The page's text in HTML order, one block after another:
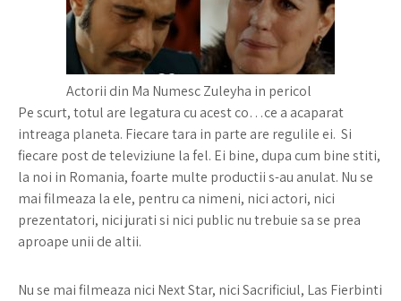
Actorii din Ma Numesc Zuleyha in pericol
Pe scurt, totul are legatura cu acest co…ce a acaparat
intreaga planeta. Fiecare tara in parte are regulile ei. Si
fiecare post de televiziune la fel. Ei bine, dupa cum bine stiti,
la noi in Romania, foarte multe productii s-au anulat. Nu se
mai filmeaza la ele, pentru ca nimeni, nici actori, nici
prezentatori, nici jurati si nici public nu trebuie sa se prea
aproape unii de altii.
Nu se mai filmeaza nici Next Star, nici Sacrificiul, Las Fierbinti